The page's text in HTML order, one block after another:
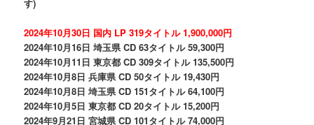
す)
2024年10月30日 国内 LP 319タイトル 1,900,000円
2024年10月16日 埼玉県 CD 63タイトル 59,300円
2024年10月11日 東京都 CD 309タイトル 135,500円
2024年10月8日 兵庫県 CD 50タイトル 19,430円
2024年10月8日 埼玉県 CD 151タイトル 64,100円
2024年10月5日 東京都 CD 20タイトル 15,200円
2024年9月21日 宮城県 CD 101タイトル 74,000円